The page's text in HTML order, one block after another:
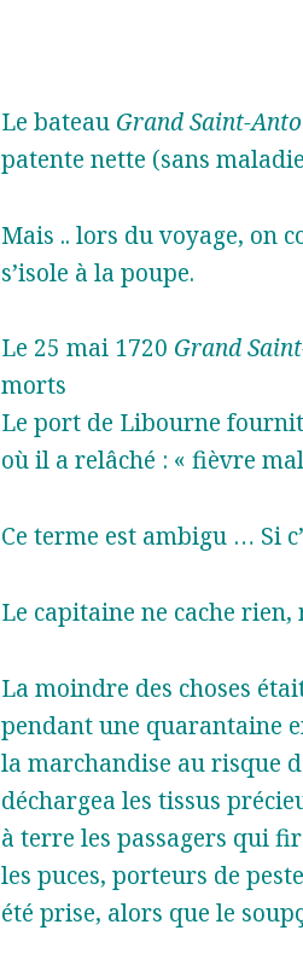
Le bateau Grand Saint-
patente nette (sans
Mais .. lors du voyage, on
s’isole à la poupe.
Le 25 mai 1720 Grand
morts
Le port de Libourne
où il a relâché : « fièvre
Ce terme est ambigu … Si
Le capitaine ne cache
La moindre des choses
pendant une quarantaine
la marchandise au risque
déchargea les tissus
à terre les passagers qui
les puces, porteurs de
été prise, alors que le